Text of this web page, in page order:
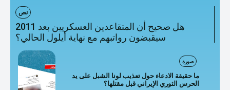
نص
هل صحيح أن المتقاعدين العسكريين بعد 2011
سيقبضون رواتبهم مع نهاية أيلول الحالي؟
صورة
ما حقيقة الادعاء حول تعذيب لونا الشبل على يد
الحرس الثوري الإيراني قبل مقتلها؟